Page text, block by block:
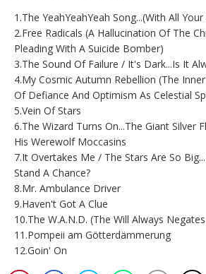
1.The YeahYeahYeah Song...(With All
2.Free Radicals (A Hallucination Of The
Pleading With A Suicide Bomber)
3.The Sound Of Failure / It's Dark...Is It
4.My Cosmic Autumn Rebellion (The
Of Defiance And Optimism As Celestial
5.Vein Of Stars
6.The Wizard Turns On...The Giant Silver
His Werewolf Moccasins
7.It Overtakes Me / The Stars Are So
Stand A Chance?
8.Mr. Ambulance Driver
9.Haven't Got A Clue
10.The W.A.N.D. (The Will Always
11.Pompeii am Götterdämmerung
12.Goin' On